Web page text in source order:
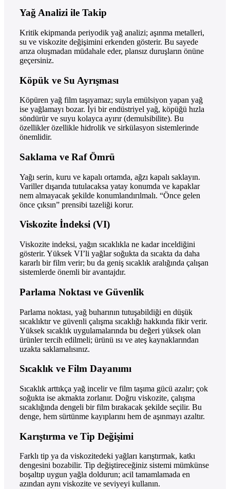
Yağ Analizi ile Takip
Kritik ekipmanda periyodik yağ analizi; aşınma metalleri,
su ve viskozite değişimini erkenden gösterir. Bu sayede
arıza oluşmadan müdahale eder, plansız duruşların önüne
geçersiniz.
Köpük ve Su Ayrışması
Köpüren yağ film taşıyamaz; suyla emülsiyon yapan yağ
ise yağlamayı bozar. İyi bir endüstriyel yağ, köpüğü hızla
söndürür ve suyu kolayca ayırır (demulsibilite). Bu
özellikler özellikle hidrolik ve sirkülasyon sistemlerinde
önemlidir.
Saklama ve Raf Ömrü
Yağı serin, kuru ve kapalı ortamda, ağzı kapalı saklayın.
Variller dışarıda tutulacaksa yatay konumda ve kapaklar
nem almayacak şekilde konumlandırılmalı. “Önce gelen
önce çıksın” prensibi tazeliği korur.
Viskozite İndeksi (VI)
Viskozite indeksi, yağın sıcaklıkla ne kadar inceldiğini
gösterir. Yüksek VI’li yağlar soğukta da sıcakta da daha
kararlı bir film verir; bu da geniş sıcaklık aralığında çalışan
sistemlerde önemli bir avantajdır.
Parlama Noktası ve Güvenlik
Parlama noktası, yağ buharının tutuşabildiği en düşük
sıcaklıktır ve güvenli çalışma sıcaklığı hakkında fikir verir.
Yüksek sıcaklık uygulamalarında bu değeri yüksek olan
ürünler tercih edilmeli; ürünü ısı ve ateş kaynaklarından
uzakta saklamalısınız.
Sıcaklık ve Film Dayanımı
Sıcaklık arttıkça yağ incelir ve film taşıma gücü azalır; çok
soğukta ise akmakta zorlanır. Doğru viskozite, çalışma
sıcaklığında dengeli bir film bırakacak şekilde seçilir. Bu
denge, hem sürtünme kayıplarını hem de aşınmayı azaltır.
Karıştırma ve Tip Değişimi
Farklı tip ya da viskozitedeki yağları karıştırmak, katkı
dengesini bozabilir. Tip değiştireceğiniz sistemi mümkünse
boşaltıp uygun yağla doldurun; acil tamamlamada en
azından aynı viskozite ve seviyeyi kullanın.